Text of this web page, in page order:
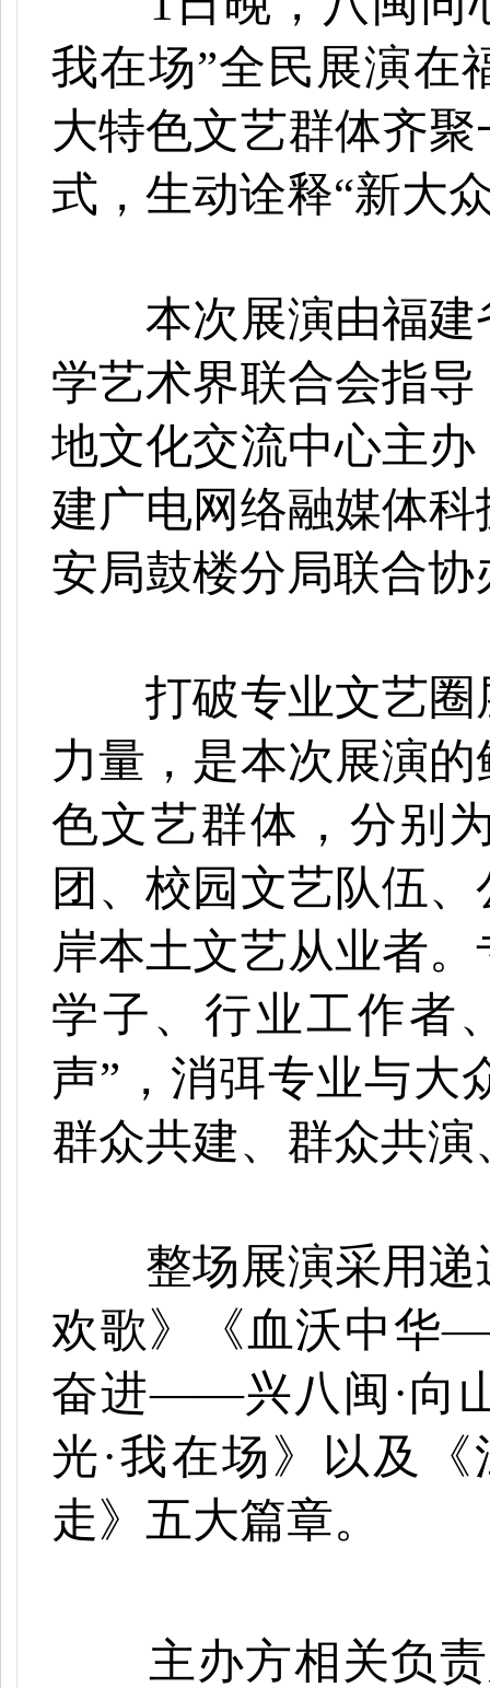
我在场”全民展演在
大特色文艺群体齐
式，生动诠释“新大
本次展演由福建
学艺术界联合会指
地文化交流中心主
建广电网络融媒体
安局鼓楼分局联合协
打破专业文艺圈
力量，是本次展演
色文艺群体，分别
团、校园文艺队伍
岸本土文艺从业者
学子、行业工作者
声”，消弭专业与大
群众共建、群众共
整场展演采用递
欢歌》《血沃中华
奋进——兴八闽·向
光·我在场》以及
走》五大篇章。
主办方相关负责